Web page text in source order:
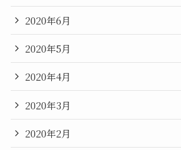
2020年6月
2020年5月
2020年4月
2020年3月
2020年2月